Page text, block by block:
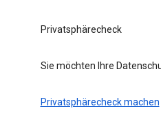
Privatsphärecheck
Sie möchten Ihre
Privatsphärecheck machen